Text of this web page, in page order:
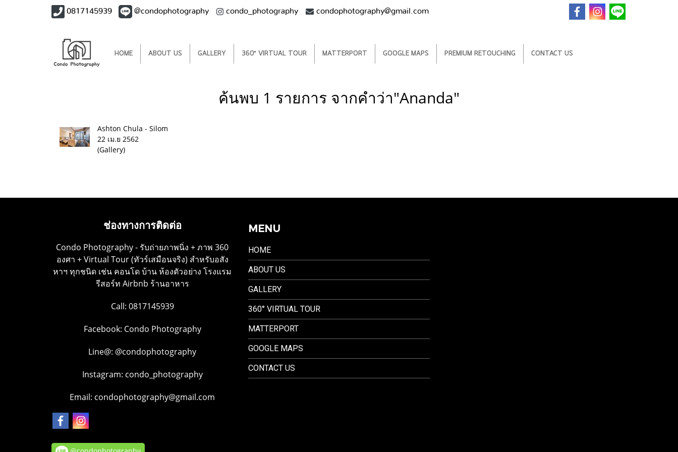
0817145939 @condophotography condo_photography condophotography@gmail.com
HOME ABOUT US GALLERY 360° VIRTUAL TOUR MATTERPORT GOOGLE MAPS PREMIUM RETOUCHING CONTACT US
ค้นพบ 1 รายการ จากคำว่า"Ananda"
Ashton Chula - Silom
22 เม.ย 2562
(Gallery)
ช่องทางการติดต่อ
Condo Photography - รับถ่ายภาพนิ่ง + ภาพ 360
องศา + Virtual Tour (ทัวร์เสมือนจริง) สำหรับอสัง
หาฯ ทุกชนิด เช่น คอนโด บ้าน ห้องตัวอย่าง โรงแรม
รีสอร์ท Airbnb ร้านอาหาร
Call: 0817145939
Facebook: Condo Photography
Line@: @condophotography
Instagram: condo_photography
Email: condophotography@gmail.com
MENU
HOME
ABOUT US
GALLERY
360° VIRTUAL TOUR
MATTERPORT
GOOGLE MAPS
CONTACT US